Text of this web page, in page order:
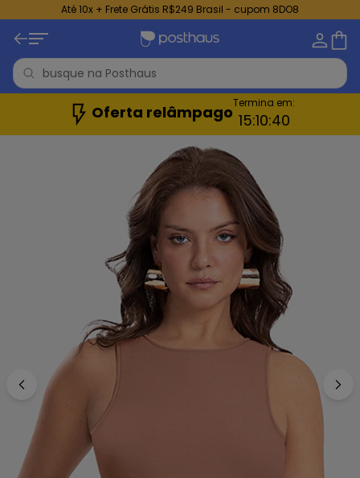
Até 10x + Frete Grátis R$249 Brasil - cupom 8DO8
Oferta relâmpagoTermina em:
15:10:38